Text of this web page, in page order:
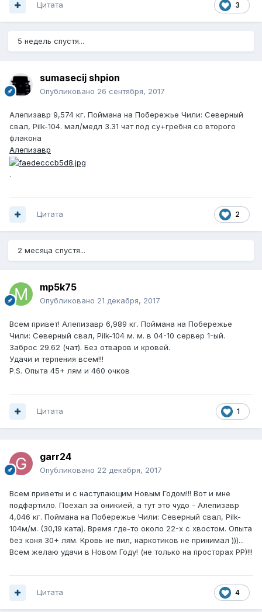
3
Цитата
5 недель спустя...
sumasecij shpion
Опубликовано 26 сентября, 2017
Алепизавр 9,574 кг. Поймана на Побережье Чили: Северный
свал, Pilk-104. мал/медл 3.31 чат под су+гребня со второго
флакона
Алепизавр
.
2
Цитата
2 месяца спустя...
mp5k75
Опубликовано 21 декабря, 2017
Всем привет! Алепизавр 6,989 кг. Поймана на Побережье
Чили: Северный свал, Pilk-104 м. м. в 04-10 сервер 1-ый.
Заброс 29.62 (чат). Без отваров и кровей.
Удачи и терпения всем!!!
P.S. Опыта 45+ лям и 460 очков
1
Цитата
garr24
Опубликовано 22 декабря, 2017
Всем приветы и с наступающим Новым Годом!!! Вот и мне
подфартило. Поехал за оникией, а тут это чудо - Алепизавр
4,046 кг. Поймана на Побережье Чили: Северный свал, Pilk-
104м/м. (30,19 ката). Время где-то около 22-х с хвостом. Опыта
без коня 30+ лям. Кровь не пил, наркотиков не принимал )))...
Всем желаю удачи в Новом Году! (не только на просторах РР)!!!
4
Цитата